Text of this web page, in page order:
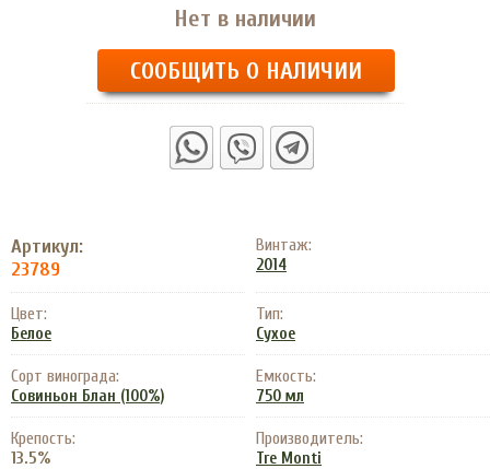
Нет в наличии
СООБЩИТЬ О НАЛИЧИИ
Артикул:
23789
Винтаж:
2014
Цвет:
Белое
Тип:
Сухое
Сорт винограда:
Совиньон Блан (100%)
Емкость:
750 мл
Крепость:
13.5%
Производитель:
Tre Monti